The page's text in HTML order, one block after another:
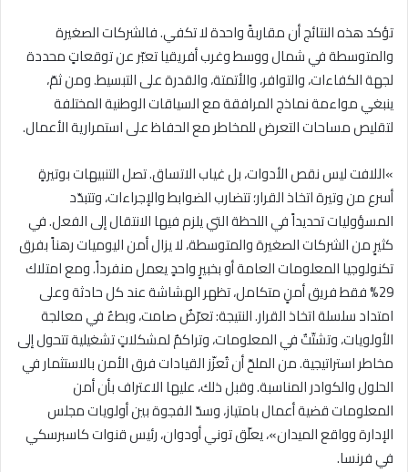
تؤكد هذه النتائج أن مقاربةً واحدة لا تكفي. فالشركات الصغيرة
والمتوسطة في شمال ووسط وغرب أفريقيا تعبّر عن توقعاتٍ محددة
لجهة الكفاءات، والتوافر، والأتمتة، والقدرة على التبسيط. ومن ثمّ،
ينبغي مواءمة نماذج المرافقة مع السياقات الوطنية المختلفة
لتقليص مساحات التعرض للمخاطر مع الحفاظ على استمرارية الأعمال.
«اللافت ليس نقص الأدوات، بل غياب الاتساق. تصل التنبيهات بوتيرةٍ
أسرع من وتيرة اتخاذ القرار؛ تتضارب الضوابط والإجراءات، وتتبدّد
المسؤوليات تحديداً في اللحظة التي يلزم فيها الانتقال إلى الفعل. في
كثيرٍ من الشركات الصغيرة والمتوسطة، لا يزال أمن اليوميات رهناً بفرق
تكنولوجيا المعلومات العامة أو بخبيرٍ واحدٍ يعمل منفرداً. ومع امتلاك
29% فقط فريق أمنٍ متكامل، تظهر الهشاشة عند كل حادثة وعلى
امتداد سلسلة اتخاذ القرار. النتيجة: تعرّضٌ صامت، وبطءٌ في معالجة
الأولويات، وتشتّتٌ في المعلومات، وتراكمٌ لمشكلاتٍ تشغيلية تتحول إلى
مخاطر استراتيجية. من الملحّ أن تُعزّز القيادات فرق الأمن بالاستثمار في
الحلول والكوادر المناسبة. وقبل ذلك، عليها الاعتراف بأن أمن
المعلومات قضية أعمال بامتياز، وسدّ الفجوة بين أولويات مجلس
الإدارة وواقع الميدان»، يعلّق توني أودوان، رئيس قنوات كاسبرسكي
في فرنسا.